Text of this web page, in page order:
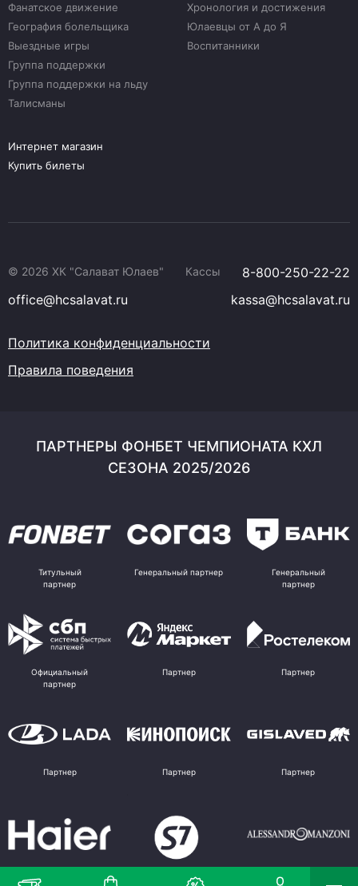
Фанатское движение
География болельщика
Выездные игры
Группа поддержки
Группа поддержки на льду
Талисманы
Хронология и достижения
Юлаевцы от А до Я
Воспитанники
Интернет магазин
Купить билеты
© 2026 ХК "Салават Юлаев" Кассы
8-800-250-22-22
office@hcsalavat.ru
kassa@hcsalavat.ru
Политика конфиденциальности
Правила поведения
ПАРТНЕРЫ ФОНБЕТ ЧЕМПИОНАТА КХЛ
СЕЗОНА 2025/2026
Титульный
партнер
Генеральный партнер
Генеральный
партнер
Официальный
партнер
Партнер Партнер
Партнер Партнер Партнер